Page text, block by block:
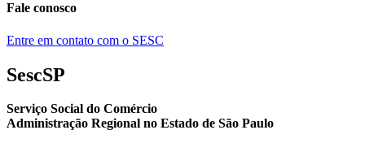
Fale conosco
Entre em contato com o SESC
SescSP
Serviço Social do Comércio
Administração Regional no Estado de São Paulo